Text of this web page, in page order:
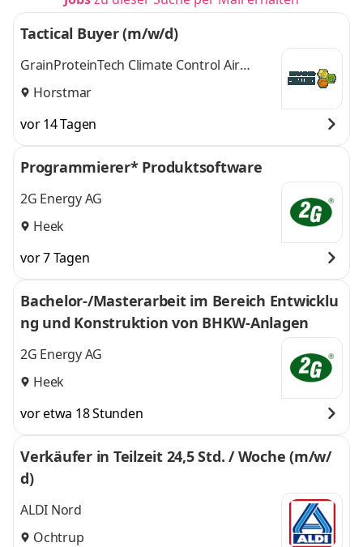
Tactical Buyer (m/w/d)
GrainProteinTech Climate Control Air
Treatment Germany GmbH
Horstmar
vor 14 Tagen
Programmierer* Produktsoftware
2G Energy AG
Heek
vor 7 Tagen
Bachelor-/Masterarbeit im Bereich Entwicklu
ng und Konstruktion von BHKW-Anlagen
2G Energy AG
Heek
vor etwa 18 Stunden
Verkäufer in Teilzeit 24,5 Std. / Woche (m/w/
d)
ALDI Nord
Ochtrup